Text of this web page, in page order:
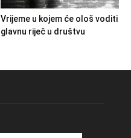
Vrijeme u kojem će ološ voditi
glavnu riječ u društvu